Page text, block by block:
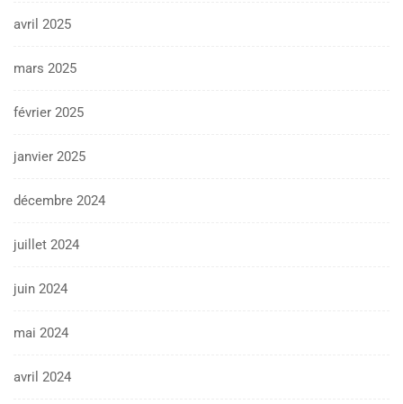
avril 2025
mars 2025
février 2025
janvier 2025
décembre 2024
juillet 2024
juin 2024
mai 2024
avril 2024